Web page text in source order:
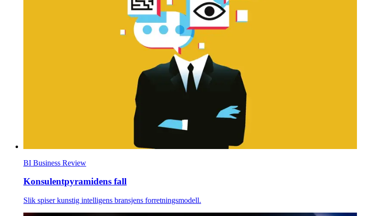
BI Business Review
Konsulentpyramidens fall
Slik spiser kunstig intelligens bransjens forretningsmodell.